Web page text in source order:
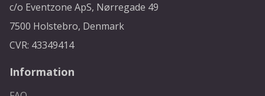
c/o Eventzone ApS, Nørregade 49
7500 Holstebro, Denmark
CVR: 43349414
Information